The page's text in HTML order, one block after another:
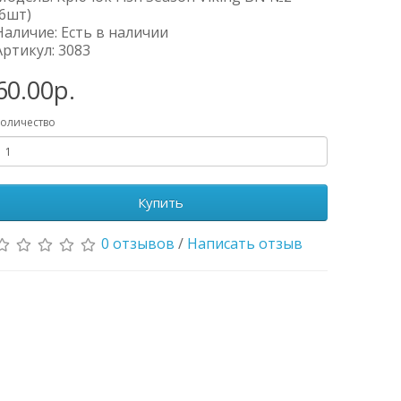
Есть в наличии
3083
Купить
0 отзывов / Написать отзыв